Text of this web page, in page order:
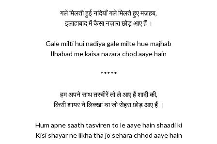
गले मिलती हुई नदियाँ गले मिलते हुए मज़हब,
इलाहाबाद में कैसा नज़ारा छोड़ आए हैं ।
Gale milti hui nadiya gale milte hue majhab
Ilhabad me kaisa nazara chod aaye hain
*****
हम अपने साथ तस्वीरें तो ले आए हैं शादी की,
किसी शायर ने लिक्खा था जो सेहरा छोड़ आए हैं ।
Hum apne saath tasviren to le aaye hain shaadi ki
Kisi shayar ne likha tha jo sehara chhod aaye hain